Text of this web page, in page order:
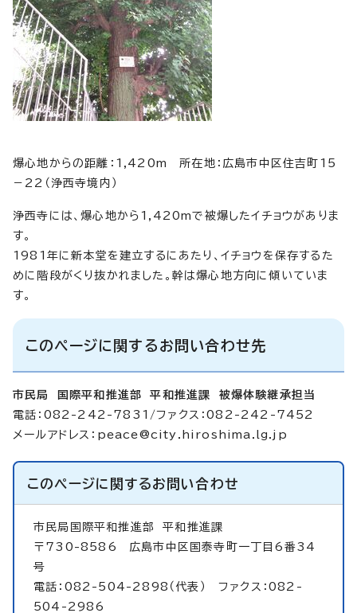
爆心地からの距離：1,420m 所在地：広島市中区住吉町15
－22（浄西寺境内）
浄西寺には、爆心地から1,420mで被爆したイチョウがありま
す。
1981年に新本堂を建立するにあたり、イチョウを保存するた
めに階段がくり抜かれました。幹は爆心地方向に傾いていま
す。
このページに関するお問い合わせ先
市民局 国際平和推進部 平和推進課 被爆体験継承担当
電話：082-242-7831/ファクス：082-242-7452
メールアドレス： peace@city.hiroshima.lg.jp
このページに関するお問い合わせ
市民局国際平和推進部平和推進課
〒730-8586 広島市中区国泰寺町一丁目6番34
号
電話：082-504-2898（代表） ファクス：082-
504-2986